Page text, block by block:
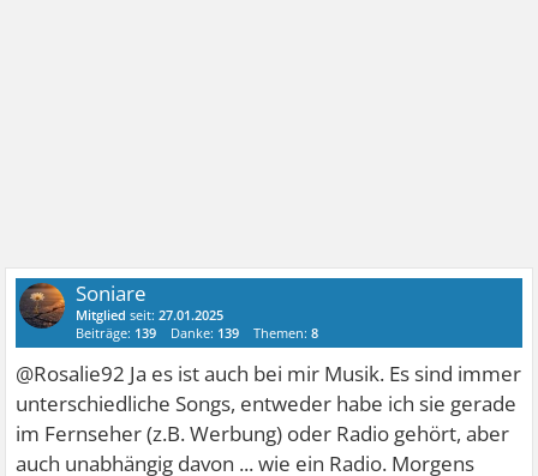
Soniare
Mitglied seit:27.01.2025
Beiträge: 139 Danke: 139 Themen:8
@Rosalie92 Ja es ist auch bei mir Musik. Es sind immer
unterschiedliche Songs, entweder habe ich sie gerade
im Fernseher (z.B. Werbung) oder Radio gehört, aber
auch unabhängig davon ... wie ein Radio. Morgens